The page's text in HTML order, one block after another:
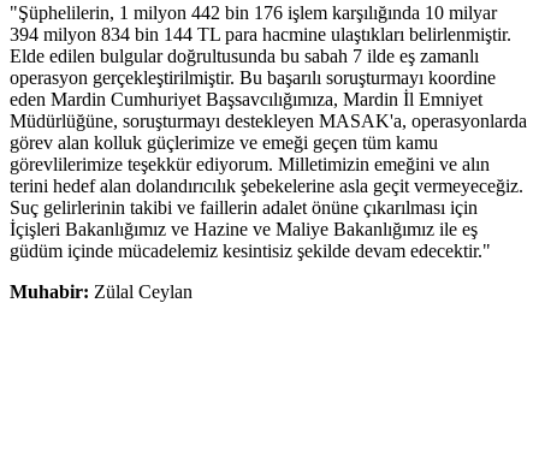
"Şüphelilerin, 1 milyon 442 bin 176 işlem karşılığında 10 milyar
394 milyon 834 bin 144 TL para hacmine ulaştıkları belirlenmiştir.
Elde edilen bulgular doğrultusunda bu sabah 7 ilde eş zamanlı
operasyon gerçekleştirilmiştir. Bu başarılı soruşturmayı koordine
eden Mardin Cumhuriyet Başsavcılığımıza, Mardin İl Emniyet
Müdürlüğüne, soruşturmayı destekleyen MASAK'a, operasyonlarda
görev alan kolluk güçlerimize ve emeği geçen tüm kamu
görevlilerimize teşekkür ediyorum. Milletimizin emeğini ve alın
terini hedef alan dolandırıcılık şebekelerine asla geçit vermeyeceğiz.
Suç gelirlerinin takibi ve faillerin adalet önüne çıkarılması için
İçişleri Bakanlığımız ve Hazine ve Maliye Bakanlığımız ile eş
güdüm içinde mücadelemiz kesintisiz şekilde devam edecektir."
Muhabir: Zülal Ceylan